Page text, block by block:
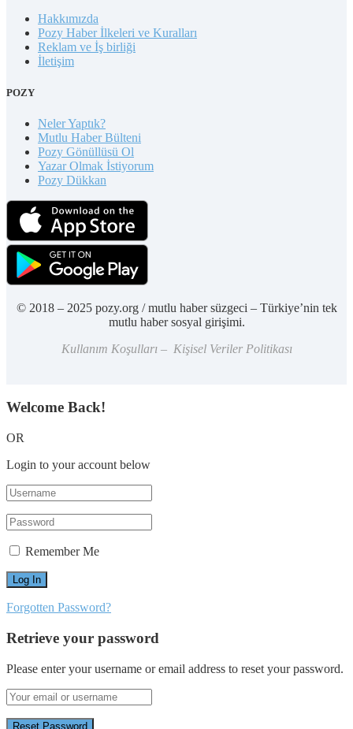
Hakkımızda
Pozy Haber İlkeleri ve Kuralları
Reklam ve İş birliği
İletişim
POZY
Neler Yaptık?
Mutlu Haber Bülteni
Pozy Gönüllüsü Ol
Yazar Olmak İstiyorum
Pozy Dükkan
© 2018 – 2025 pozy.org / mutlu haber süzgeci – Türkiye’nin tek
mutlu haber sosyal girişimi.
Kullanım Koşulları – Kişisel Veriler Politikası
Welcome Back!
OR
Login to your account below
Remember Me
Forgotten Password?
Retrieve your password
Please enter your username or email address to reset your password.